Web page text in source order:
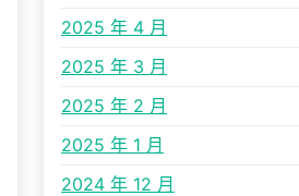
2025 年 4 月
2025 年 3 月
2025 年 2 月
2025 年 1 月
2024 年 12 月